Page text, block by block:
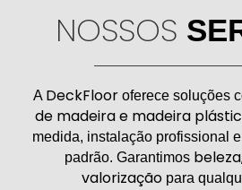
NOSSOS
A DeckFloor oferece soluções
de madeira e madeira
medida, instalação profissional
padrão. Garantimos
valorizaçãopara